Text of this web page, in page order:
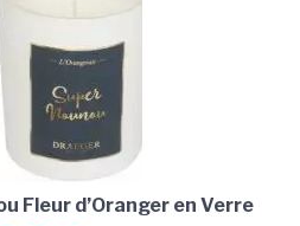
Fleur d’Oranger en Verre